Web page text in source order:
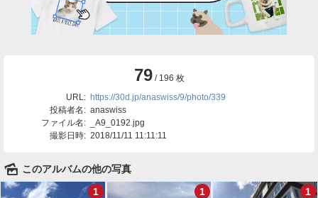
79 / 196 枚
URL: https://30d.jp/anaswiss/9/photo/339
投稿者名: anaswiss
ファイル名:
_A9_0192.jpg
撮影日時: 2018/11/11 11:11:11
🌄 このアルバムの他の写真
1
1 1